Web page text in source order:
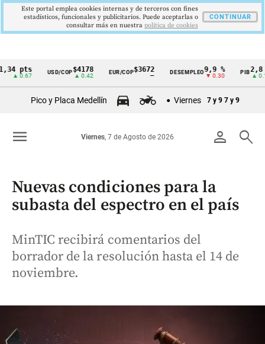
Cintillo
Colombia
USD/COP$4178
▲ 0.42
EUR/COP$3672
—
DESEMPLEO9,9 %
▼ 0.30
PIB 2,8 %
▲ 0.10
Pico y Placa Medellín Viernes 7 y 9 7 y 9
person search
Viernes, 7 de Agosto de 2026
menu
Nuevas condiciones para la
subasta del espectro en el país
MinTIC recibirá comentarios del
borrador de la resolución hasta el 14 de
noviembre.
Este portal emplea cookies internas y de terceros con fines
estadísticos, funcionales y publicitarios. Puede aceptarlas o
consultar más en nuestra politica de cookies
CONTINUAR